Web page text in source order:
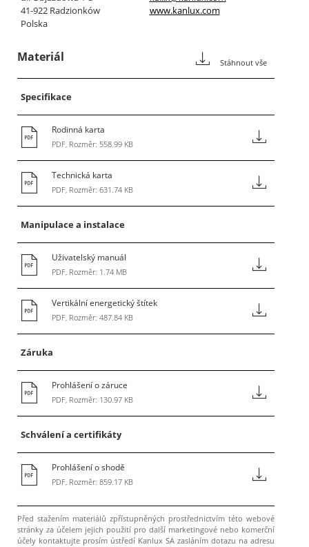
41-922 Radzionków
Polska
www.kanlux.com
Materiál Stáhnout vše
Specifikace
Rodinná karta
PDF, Rozměr: 558.99 KB
Technická karta
PDF, Rozměr: 631.74 KB
Manipulace a instalace
Uživatelský manuál
PDF, Rozměr: 1.74 MB
Vertikální energetický štítek
PDF, Rozměr: 487.84 KB
Záruka
Prohlášení o záruce
PDF, Rozměr: 130.97 KB
Schválení a certifikáty
Prohlášení o shodě
PDF, Rozměr: 859.17 KB
Před stažením materiálů zpřístupněných prostřednictvím této webové
stránky za účelem jejich použití pro další marketingové nebo komerční
účely kontaktujte prosím ústředí Kanlux SA zasláním dotazu na adresu